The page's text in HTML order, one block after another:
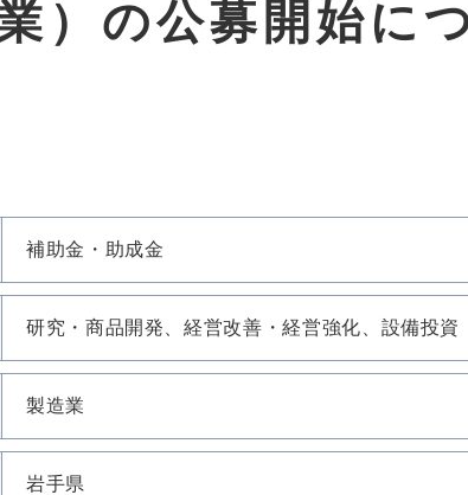
）の公募開始に
補助金・助成金
研究・商品開発、経営改善・経営強化、設備投資
製造業
岩手県